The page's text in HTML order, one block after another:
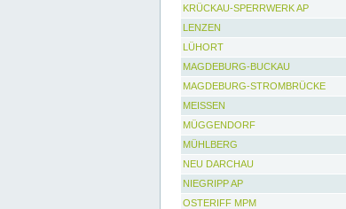
KRÜCKAU-SPERRWERK AP
LENZEN
LÜHORT
MAGDEBURG-BUCKAU
MAGDEBURG-STROMBRÜCKE
MEISSEN
MÜGGENDORF
MÜHLBERG
NEU DARCHAU
NIEGRIPP AP
OSTERIFF MPM